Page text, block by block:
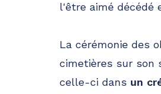
l'être aimé décédé
La cérémonie des
cimetières sur son
celle-ci dans un